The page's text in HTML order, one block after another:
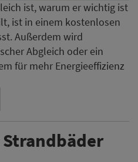
ist, warum er wichtig ist
ist in einem kostenlosen
Außerdem wird
Abgleich oder ein
für mehr Energieeffizienz